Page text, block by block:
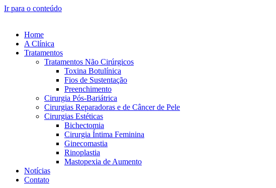
Ir para o conteúdo
Home
A Clínica
Tratamentos
Tratamentos Não Cirúrgicos
Toxina Botulínica
Fios de Sustentação
Preenchimento
Cirurgia Pós-Bariátrica
Cirurgias Reparadoras e de Câncer de Pele
Cirurgias Estéticas
Bichectomia
Cirurgia Íntima Feminina
Ginecomastia
Rinoplastia
Mastopexia de Aumento
Notícias
Contato